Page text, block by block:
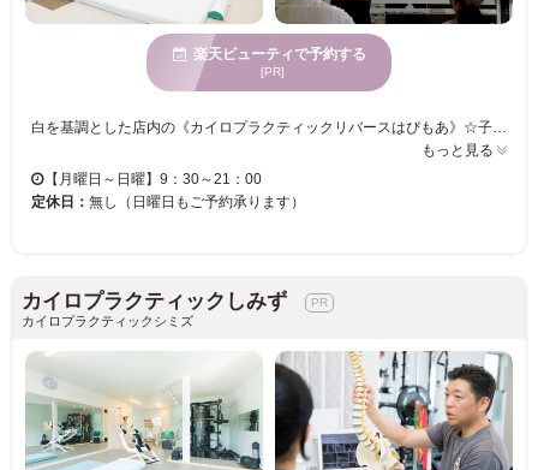
楽天ビューティで予約する
[PR]
白を基調とした店内の《カイロプラクティックリバースはぴもあ》☆子育て中のママさんでもご来店いただけるように、『キッズスペース』もご用意しております◎ 「しっかりとしたカウンセリング」と「お客様一人ひとりの状態に合わせた施術内容」で、あなたのお悩み改善を目指します！プロならではのアドバイスで、日々の生活もサポートいたします☆ あなたも是非《カイロプラクティックリバースはぴもあ》の技術を体験してみては？お客様のご来店をお待ちしております。
もっと見る
【月曜日～日曜】9：30～21：00
定休日： 無し（日曜日もご予約承ります）
カイロプラクティックしみず
カイロプラクティックシミズ